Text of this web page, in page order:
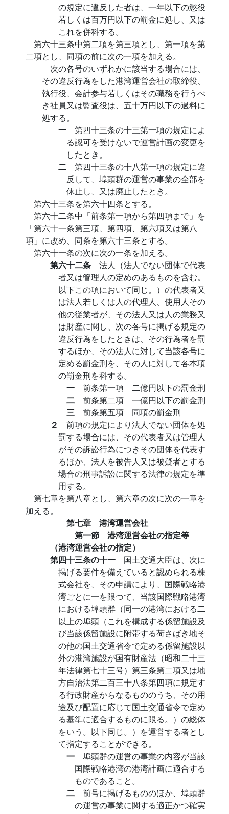
の規定に違反した者は、一年以下の懲役
若しくは百万円以下の罰金に処し、又は
これを併科する。
第六十三条中第二項を第三項とし、第一項を第
二項とし、同項の前に次の一項を加える。
次の各号のいずれかに該当する場合には、
その違反行為をした港湾運営会社の取締役、
執行役、会計参与若しくはその職務を行うべ
き社員又は監査役は、五十万円以下の過料に
処する。
一 第四十三条の十三第一項の規定によ
る認可を受けないで運営計画の変更を
したとき。
二 第四十三条の十八第一項の規定に違
反して、埠頭群の運営の事業の全部を
休止し、又は廃止したとき。
第六十三条を第六十四条とする。
第六十二条中「前条第一項から第四項まで」を
「第六十一条第三項、第四項、第六項又は第八
項」に改め、同条を第六十三条とする。
第六十一条の次に次の一条を加える。
第六十二条 法人（法人でない団体で代表
者又は管理人の定めのあるものを含む。
以下この項において同じ。）の代表者又
は法人若しくは人の代理人、使用人その
他の従業者が、その法人又は人の業務又
は財産に関し、次の各号に掲げる規定の
違反行為をしたときは、その行為者を罰
するほか、その法人に対して当該各号に
定める罰金刑を、その人に対して各本項
の罰金刑を科する。
一 前条第一項 二億円以下の罰金刑
二 前条第二項 一億円以下の罰金刑
三 前条第五項 同項の罰金刑
２ 前項の規定により法人でない団体を処
罰する場合には、その代表者又は管理人
がその訴訟行為につきその団体を代表す
るほか、法人を被告人又は被疑者とする
場合の刑事訴訟に関する法律の規定を準
用する。
第七章を第八章とし、第六章の次に次の一章を
加える。
第七章 港湾運営会社
第一節 港湾運営会社の指定等
（港湾運営会社の指定）
第四十三条の十一 国土交通大臣は、次に
掲げる要件を備えていると認められる株
式会社を、その申請により、国際戦略港
湾ごとに一を限つて、当該国際戦略港湾
における埠頭群（同一の港湾における二
以上の埠頭（これを構成する係留施設及
び当該係留施設に附帯する荷さばき地そ
の他の国土交通省令で定める係留施設以
外の港湾施設が国有財産法（昭和二十三
年法律第七十三号）第三条第二項又は地
方自治法第二百三十八条第四項に規定す
る行政財産からなるもののうち、その用
途及び配置に応じて国土交通省令で定め
る基準に適合するものに限る。）の総体
をいう。以下同じ。）を運営する者とし
て指定することができる。
一 埠頭群の運営の事業の内容が当該
国際戦略港湾の港湾計画に適合する
ものであること。
二 前号に掲げるもののほか、埠頭群
の運営の事業に関する適正かつ確実